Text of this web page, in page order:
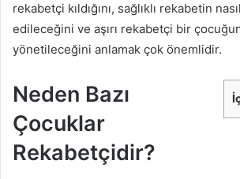
rekabetçi kıldığını, sağlıklı rekabetin
edileceğini ve aşırı rekabetçi bir
yönetileceğini anlamak çok önemlidir.
Neden Bazı
Çocuklar
Rekabetçidir?